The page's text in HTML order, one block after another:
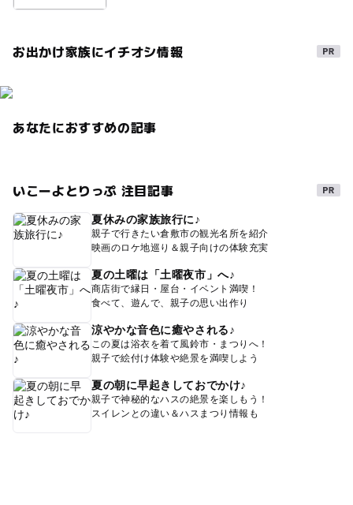
お出かけ家族にイチオシ情報
あなたにおすすめの記事
いこーよとりっぷ 注目記事
夏休みの家族旅行に♪
親子で行きたい倉敷市の観光名所を紹介
映画のロケ地巡り＆親子向けの体験充実
夏の土曜は「土曜夜市」へ♪
商店街で縁日・屋台・イベント満喫！
食べて、遊んで、親子の思い出作り
涼やかな音色に癒やされる♪
この夏は浴衣を着て風鈴市・まつりへ！
親子で絵付け体験や絶景を満喫しよう
夏の朝に早起きしておでかけ♪
親子で神秘的なハスの絶景を楽しもう！
スイレンとの違い＆ハスまつり情報も